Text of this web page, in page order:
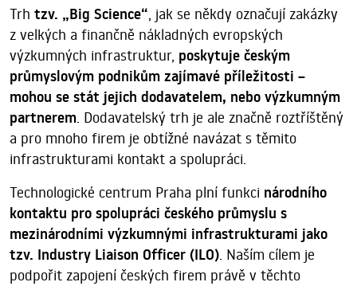
Trh tzv. „Big Science“, jak se někdy označují zakázky
z velkých a finančně nákladných evropských
výzkumných infrastruktur, poskytuje českým
průmyslovým podnikům zajímavé příležitosti –
mohou se stát jejich dodavatelem, nebo výzkumným
partnerem. Dodavatelský trh je ale značně roztříštěný
a pro mnoho firem je obtížné navázat s těmito
infrastrukturami kontakt a spolupráci.
Technologické centrum Praha plní funkci národního
kontaktu pro spolupráci českého průmyslu s
mezinárodními výzkumnými infrastrukturami jako
tzv. Industry Liaison Officer (ILO). Naším cílem je
podpořit zapojení českých firem právě v těchto